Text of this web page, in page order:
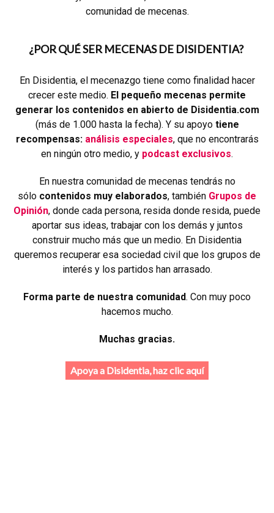
comunidad de mecenas.
¿POR QUÉ SER MECENAS DE DISIDENTIA?
En Disidentia, el mecenazgo tiene como finalidad hacer
crecer este medio. El pequeño mecenas permite
generar los contenidos en abierto de Disidentia.com
(más de 1.000 hasta la fecha). Y su apoyo tiene
recompensas: análisis especiales, que no encontrarás
en ningún otro medio, y podcast exclusivos.
En nuestra comunidad de mecenas tendrás no
sólo contenidos muy elaborados, también Grupos de
Opinión, donde cada persona, resida donde resida, puede
aportar sus ideas, trabajar con los demás y juntos
construir mucho más que un medio. En Disidentia
queremos recuperar esa sociedad civil que los grupos de
interés y los partidos han arrasado.
Forma parte de nuestra comunidad. Con muy poco
hacemos mucho.
Muchas gracias.
Apoya a Disidentia, haz clic aquí